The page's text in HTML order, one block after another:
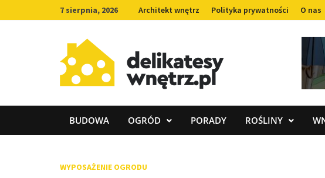
to
7 sierpnia, 2026 Architekt wnętrz Polityka prywatności O nas
BUDOWA OGRÓD PORADY ROŚLINY
WYPOSAŻENIE OGRODU